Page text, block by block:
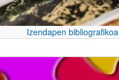
Izendapen bibliografikoa